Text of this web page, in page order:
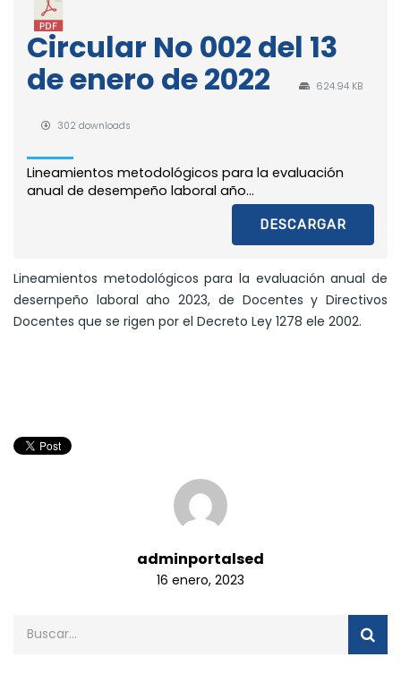
Circular No 002 del 13
de enero de 2022
624.94 KB
302 downloads
Lineamientos metodológicos para la evaluación
anual de desempeño laboral año...
DESCARGAR
Lineamientos metodológicos para la evaluación anual de
desernpeño laboral aho 2023, de Docentes y Directivos
Docentes que se rigen por el Decreto Ley 1278 ele 2002.
adminportalsed
16 enero, 2023